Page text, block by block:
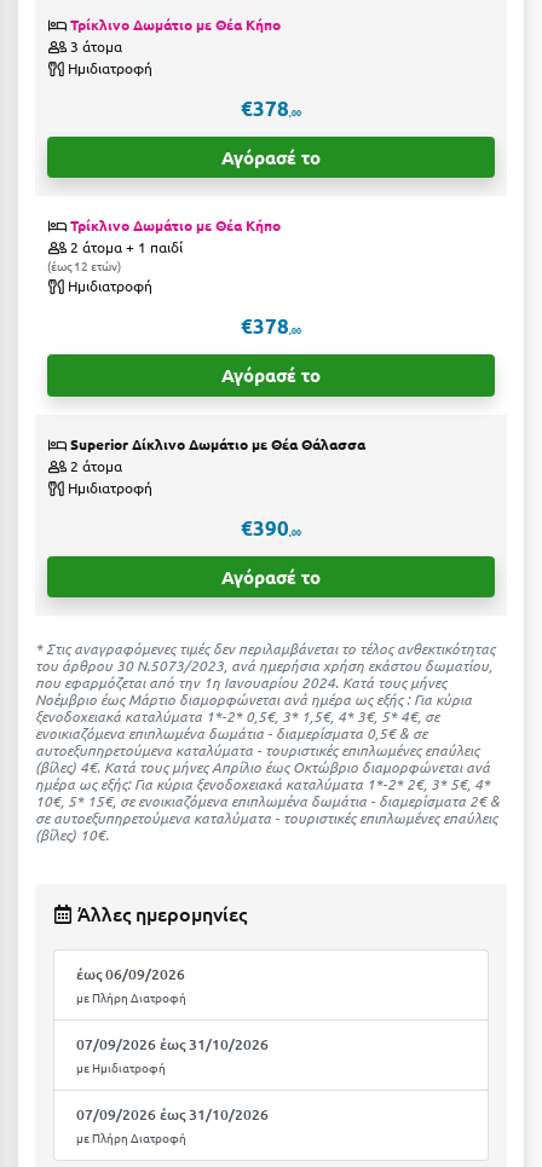
Ηλεία
Θάσος
Θεσσαλονίκη
Ικαρία
Ιωάννινα
Καβάλα
Καλάβρυτα
Καλαμάτα
Κάλαμος
Κάλυμνος
Καμένα Βούρλα
Καρδάμαινα
Καρδαμύλη
Καρδίτσα
Κάρπαθος
Τρίκλινο Δωμάτιο με Θέα Κήπο
3 άτομα
Ημιδιατροφή
€378 ,00
Αγόρασέ το
Τρίκλινο Δωμάτιο με Θέα Κήπο
2 άτομα + 1 παιδί
έως 12 ετών
Ημιδιατροφή
€378 ,00
Αγόρασέ το
Superior Δίκλινο Δωμάτιο με Θέα Θάλασσα
2 άτομα
Ημιδιατροφή
€390 ,00
Αγόρασέ το
* Στις αναγραφόμενες τιμές δεν περιλαμβάνεται το τέλος ανθεκτικότητας
του άρθρου 30 Ν.5073/2023, ανά ημερήσια χρήση εκάστου δωματίου,
που εφαρμόζεται από την 1η Ιανουαρίου 2024. Κατά τους μήνες
Νοέμβριο έως Μάρτιο διαμορφώνεται ανά ημέρα ως εξής : Για κύρια
ξενοδοχειακά καταλύματα 1*-2* 0,5€, 3* 1,5€, 4* 3€, 5* 4€, σε
ενοικιαζόμενα επιπλωμένα δωμάτια - διαμερίσματα 0,5€ & σε
αυτοεξυπηρετούμενα καταλύματα - τουριστικές επιπλωμένες επαύλεις
(βίλες) 4€. Kατά τους μήνες Απρίλιο έως Οκτώβριο διαμορφώνεται ανά
ημέρα ως εξής: Για κύρια ξενοδοχειακά καταλύματα 1*-2* 2€, 3* 5€, 4*
10€, 5* 15€, σε ενοικιαζόμενα επιπλωμένα δωμάτια - διαμερίσματα 2€ &
σε αυτοεξυπηρετούμενα καταλύματα - τουριστικές επιπλωμένες επαύλεις
(βίλες) 10€.
Άλλες ημερομηνίες
έως 06/09/2026
με Πλήρη Διατροφή
07/09/2026 έως 31/10/2026
με Ημιδιατροφή
07/09/2026 έως 31/10/2026
με Πλήρη Διατροφή